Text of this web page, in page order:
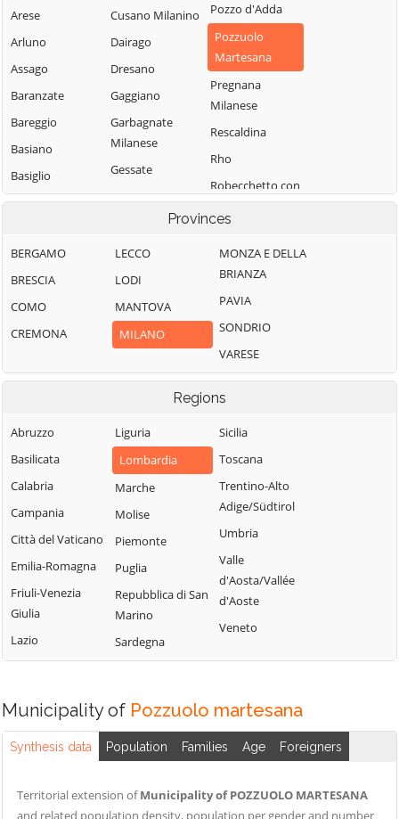
Arese
Arluno
Assago
Baranzate
Bareggio
Basiano
Basiglio
Bellinzago
Bernate Ticino
Besate
Binasco
Boffalora sopra
Bollate
Bubbiano
Buccinasco
Buscate
Bussero
Busto Garolfo
Calvignasco
Cambiago
Canegrate
Carpiano
Casorezzo
Cassano d'Adda
Pecchi
Cusano Milanino
Dairago
Dresano
Gaggiano
Garbagnate
Milanese
Gessate
Gorgonzola
Gudo Visconti
Inveruno
Inzago
Lacchiarella
Legnano
Locate di Triulzi
Magenta
Magnago
Marcallo con
Casone
Masate
Mediglia
Melegnano
Melzo
Motta Visconti
Nosate
Pozzo d'Adda
Pozzuolo
Martesana
Pregnana
Milanese
Rescaldina
Rho
Robecchetto con
Induno
Naviglio
Rodano
Rosate
Rozzano
San Colombano
al Lambro
San Donato
Milanese
San Giorgio su
Legnano
San Giuliano
Olona
San Zenone al
Ticino
Segrate
Senago
Giovanni
Provinces
BERGAMO
BRESCIA
COMO
CREMONA
LECCO
LODI
MANTOVA
MILANO
MONZA E DELLA
BRIANZA
PAVIA
SONDRIO
VARESE
Regions
Abruzzo
Basilicata
Calabria
Campania
Città del Vaticano
Emilia-Romagna
Friuli-Venezia
Giulia
Lazio
Liguria
Lombardia
Marche
Molise
Piemonte
Puglia
Repubblica di San
Marino
Sardegna
Sicilia
Toscana
Trentino-Alto
Adige/Südtirol
Umbria
Valle
d'Aosta/Vallée
d'Aoste
Veneto
Municipality of Pozzuolo martesana
Synthesis data Population Families Age Foreigners
Territorial extension ofMunicipality of POZZUOLO MARTESANA
and related population density, population per gender and number